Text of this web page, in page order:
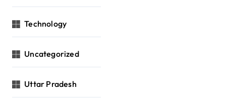
Technology
Uncategorized
Uttar Pradesh